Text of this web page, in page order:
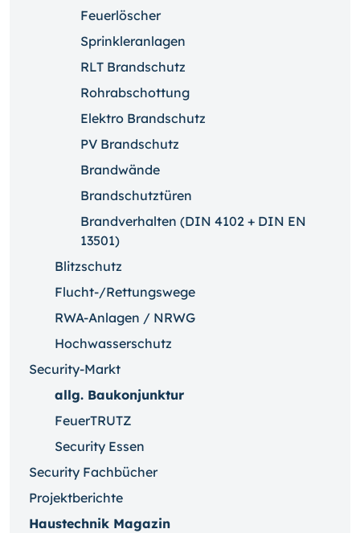
Feuerlöscher
Sprinkleranlagen
RLT Brandschutz
Rohrabschottung
Elektro Brandschutz
PV Brandschutz
Brandwände
Brandschutztüren
Brandverhalten (DIN 4102 + DIN EN
13501)
Blitzschutz
Flucht-/Rettungswege
RWA-Anlagen / NRWG
Hochwasserschutz
Security-Markt
allg. Baukonjunktur
FeuerTRUTZ
Security Essen
Security Fachbücher
Projektberichte
Haustechnik Magazin